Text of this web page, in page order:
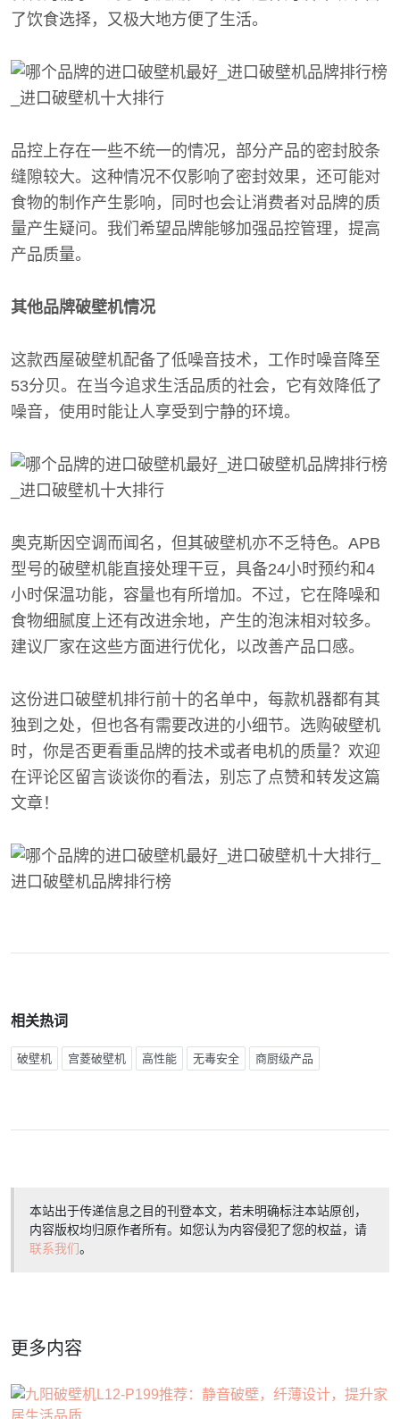
了饮食选择，又极大地方便了生活。
品控上存在一些不统一的情况，部分产品的密封胶条
缝隙较大。这种情况不仅影响了密封效果，还可能对
食物的制作产生影响，同时也会让消费者对品牌的质
量产生疑问。我们希望品牌能够加强品控管理，提高
产品质量。
其他品牌破壁机情况
这款西屋破壁机配备了低噪音技术，工作时噪音降至
53分贝。在当今追求生活品质的社会，它有效降低了
噪音，使用时能让人享受到宁静的环境。
奥克斯因空调而闻名，但其破壁机亦不乏特色。APB
型号的破壁机能直接处理干豆，具备24小时预约和4
小时保温功能，容量也有所增加。不过，它在降噪和
食物细腻度上还有改进余地，产生的泡沫相对较多。
建议厂家在这些方面进行优化，以改善产品口感。
这份进口破壁机排行前十的名单中，每款机器都有其
独到之处，但也各有需要改进的小细节。选购破壁机
时，你是否更看重品牌的技术或者电机的质量？欢迎
在评论区留言谈谈你的看法，别忘了点赞和转发这篇
文章！
相关热词
破壁机 宫菱破壁机 高性能 无毒安全 商厨级产品
本站出于传递信息之目的刊登本文，若未明确标注本站原创，
内容版权均归原作者所有。如您认为内容侵犯了您的权益，请
联系我们。
更多内容